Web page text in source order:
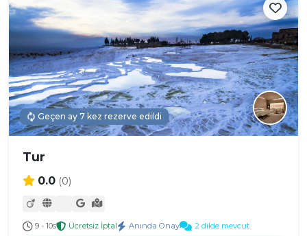
Geçen ay 7 kez rezerve edildi
Tur
0.0 (0)
9 - 10s Ücretsiz İptal Anında Onay 2 dilde mevcut